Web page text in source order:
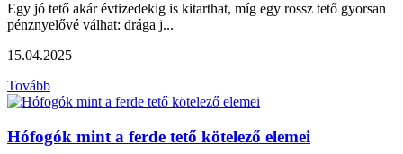
Egy jó tető akár évtizedekig is kitarthat, míg egy rossz tető gyorsan
pénznyelővé válhat: drága j...
15.04.2025
Tovább
Hófogók mint a ferde tető kötelező elemei